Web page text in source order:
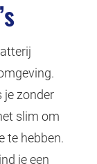
je zonder
slim om
te hebben.
je een